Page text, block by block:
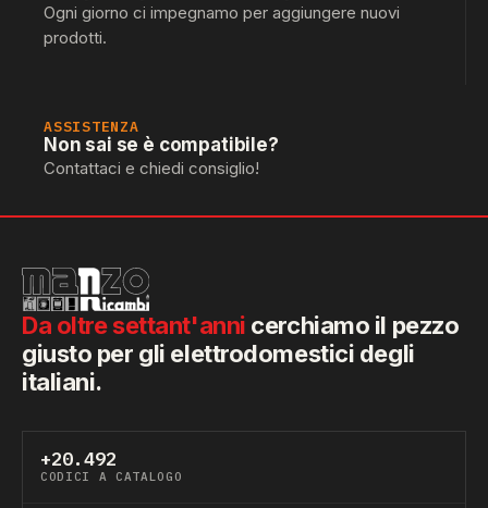
Ogni giorno ci impegnamo per aggiungere nuovi
prodotti.
ASSISTENZA
Non sai se è compatibile?
Contattaci e chiedi consiglio!
Da oltre settant'anni cerchiamo il pezzo
giusto per gli elettrodomestici degli
italiani.
+20.492
CODICI A CATALOGO